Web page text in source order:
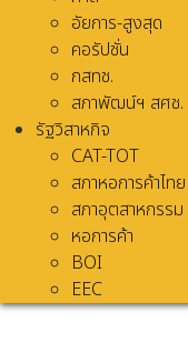
อัยการ-สูงสุด
คอรัปชั่น
กสทช.
สภาพัฒน์ฯ สศช.
รัฐวิสาหกิจ
CAT-TOT
สภาหอการค้าไทย
สภาอุตสาหกรรม
หอการค้า
BOI
EEC